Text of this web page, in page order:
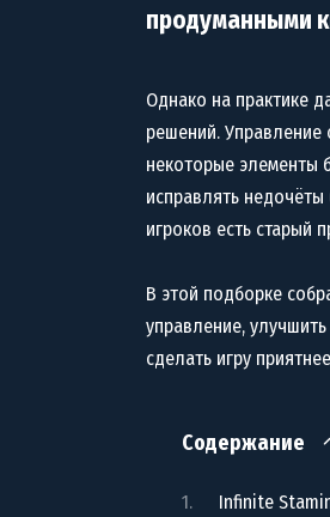
продуманными
Однако на практике
решений.
некоторые элементы
исправлять
игроков есть
В этой подборке
управление,
сделать игру
Содержание
Infinite